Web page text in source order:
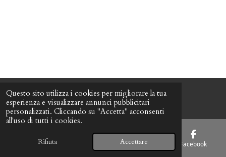
Questo sito utilizza i cookies per migliorare la tua
esperienza e visualizzare annunci pubblicitari
personalizzati. Cliccando su "Accetta" acconsenti
all'uso di tutti i cookies.
Rifiuta Accettare
© camillabq
Email Mappa Facebook